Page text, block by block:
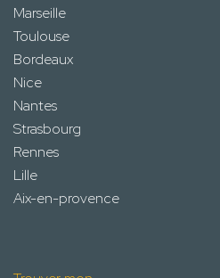
Marseille
Toulouse
Bordeaux
Nice
Nantes
Strasbourg
Rennes
Lille
Aix-en-provence